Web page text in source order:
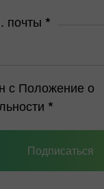
почты *
с Положение о
*
Подписаться